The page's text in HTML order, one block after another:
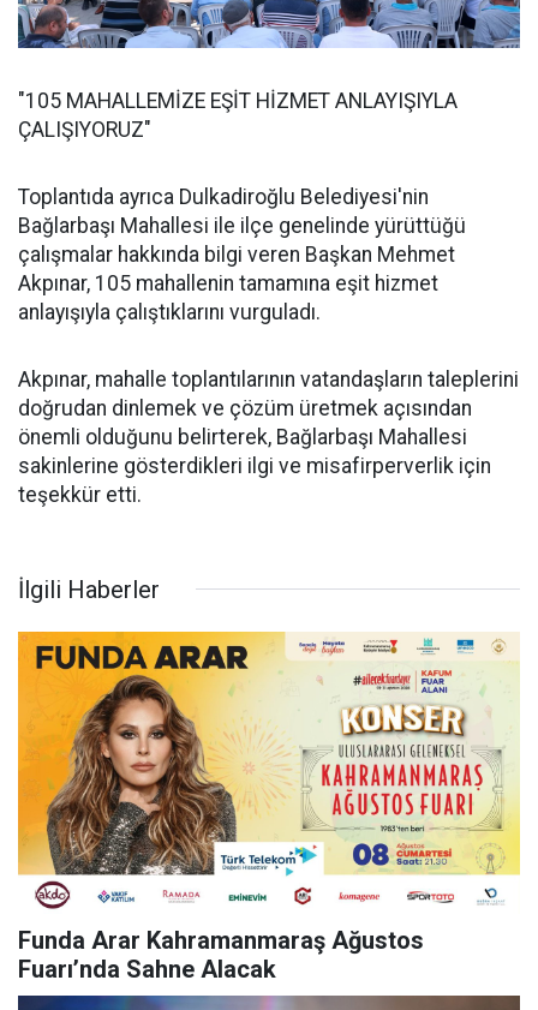
"105 MAHALLEMİZE EŞİT HİZMET ANLAYIŞIYLA
ÇALIŞIYORUZ"
Toplantıda ayrıca Dulkadiroğlu Belediyesi'nin
Bağlarbaşı Mahallesi ile ilçe genelinde yürüttüğü
çalışmalar hakkında bilgi veren Başkan Mehmet
Akpınar, 105 mahallenin tamamına eşit hizmet
anlayışıyla çalıştıklarını vurguladı.
Akpınar, mahalle toplantılarının vatandaşların taleplerini
doğrudan dinlemek ve çözüm üretmek açısından
önemli olduğunu belirterek, Bağlarbaşı Mahallesi
sakinlerine gösterdikleri ilgi ve misafirperverlik için
teşekkür etti.
İlgili Haberler
Funda Arar Kahramanmaraş Ağustos
Fuarı’nda Sahne Alacak